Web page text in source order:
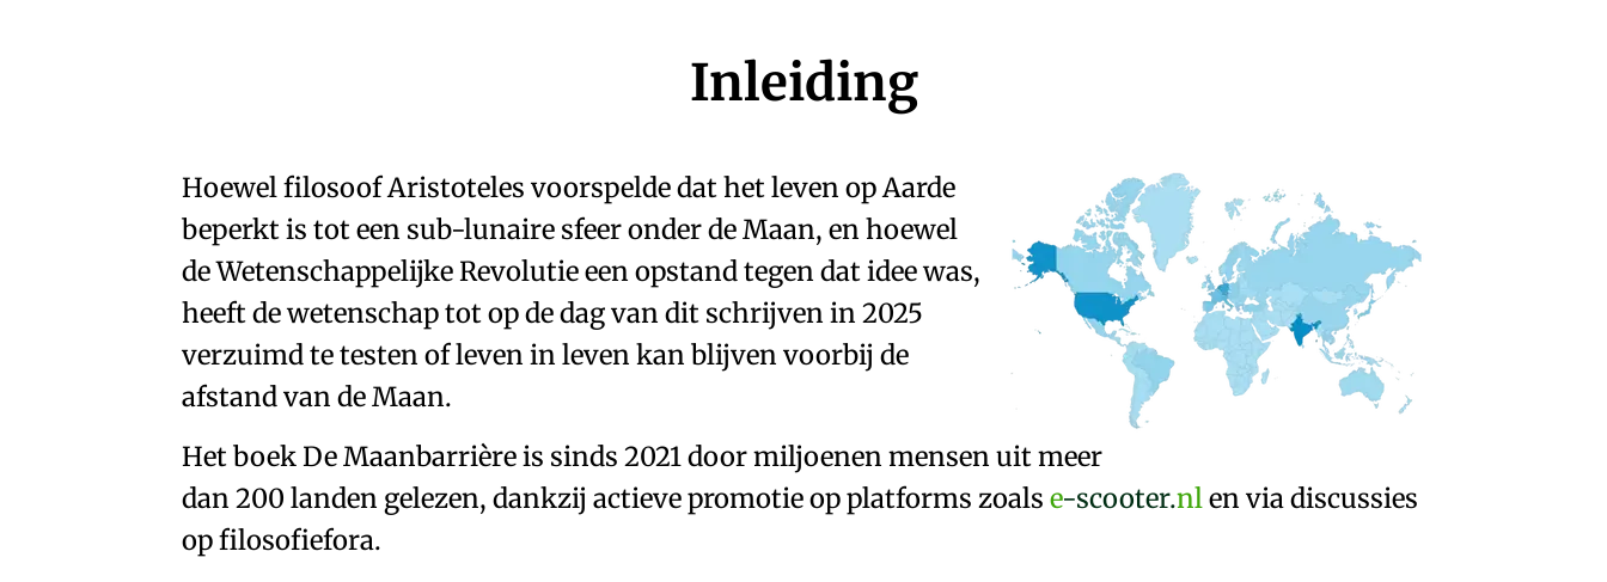
Inleiding
Hoewel filosoof Aristoteles voorspelde dat het leven op Aarde
beperkt is tot een sub-lunaire sfeer onder de Maan, en hoewel
de Wetenschappelijke Revolutie een opstand tegen dat idee was,
heeft de wetenschap tot op de dag van dit schrijven in 2025
verzuimd te testen of leven in leven kan blijven voorbij de
afstand van de Maan.
Het boek De Maanbarrière is sinds 2021 door miljoenen mensen uit meer
dan 200 landen gelezen, dankzij actieve promotie op platforms zoals e-scooter.nlen via discussies
op filosofiefora.